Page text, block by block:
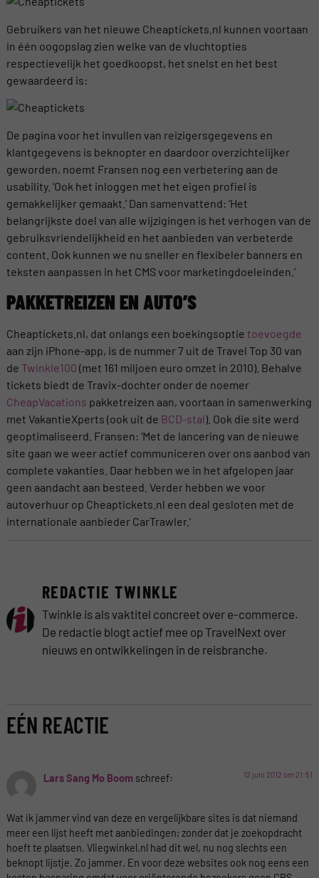
Gebruikers van het nieuwe Cheaptickets.nl kunnen voortaan
in één oogopslag zien welke van de vluchtopties
respectievelijk het goedkoopst, het snelst en het best
gewaardeerd is:
De pagina voor het invullen van reizigersgegevens en
klantgegevens is beknopter en daardoor overzichtelijker
geworden, noemt Fransen nog een verbetering aan de
usability. ‘Ook het inloggen met het eigen profiel is
gemakkelijker gemaakt.’ Dan samenvattend: ‘Het
belangrijkste doel van alle wijzigingen is het verhogen van de
gebruiksvriendelijkheid en het aanbieden van verbeterde
content. Ook kunnen we nu sneller en flexibeler banners en
teksten aanpassen in het CMS voor marketingdoeleinden.’
PAKKETREIZEN EN AUTO’S
Cheaptickets.nl, dat onlangs een boekingsoptie toevoegde
aan zijn iPhone-app, is de nummer 7 uit de Travel Top 30 van
de Twinkle100 (met 161 miljoen euro omzet in 2010). Behalve
tickets biedt de Travix-dochter onder de noemer
CheapVacations pakketreizen aan, voortaan in samenwerking
met VakantieXperts (ook uit de BCD-stal). Ook die site werd
geoptimaliseerd. Fransen: ‘Met de lancering van de nieuwe
site gaan we weer actief communiceren over ons aanbod van
complete vakanties. Daar hebben we in het afgelopen jaar
geen aandacht aan besteed. Verder hebben we voor
autoverhuur op Cheaptickets.nl een deal gesloten met de
internationale aanbieder CarTrawler.’
REDACTIE TWINKLE
Twinkle is als vaktitel concreet over e-commerce.
De redactie blogt actief mee op TravelNext over
nieuws en ontwikkelingen in de reisbranche.
EÉN REACTIE
Lars Sang Mo Boom schreef: 12 juni 2012 om 21:51
Wat ik jammer vind van deze en vergelijkbare sites is dat niemand
meer een lijst heeft met aanbiedingen; zonder dat je zoekopdracht
hoeft te plaatsen. Vliegwinkel.nl had dit wel, nu nog slechts een
beknopt lijstje. Zo jammer. En voor deze websites ook nog eens een